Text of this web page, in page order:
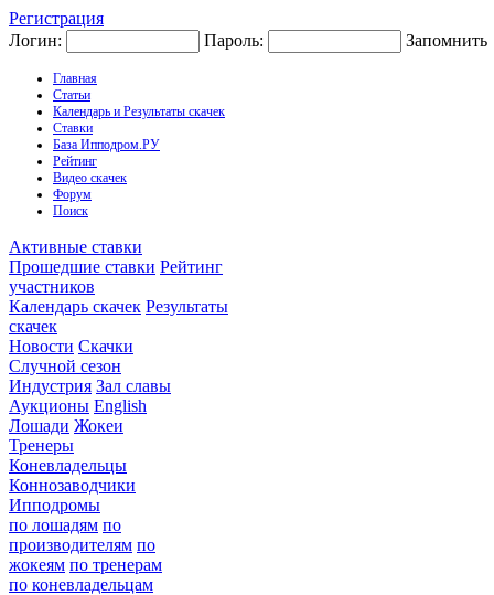
Регистрация
Логин:
Пароль: Запомнить
Главная
Статьи
Календарь и Результаты скачек
Ставки
База Ипподром.РУ
Рейтинг
Видео скачек
Форум
Поиск
Активные ставки
Прошедшие ставки Рейтинг
участников
Календарь скачек Результаты
скачек
Новости Скачки
Случной сезон
Индустрия Зал славы
Аукционы English
Лошади Жокеи
Тренеры
Коневладельцы
Коннозаводчики
Ипподромы
по лошадям по
производителям по
жокеям по тренерам
по коневладельцам